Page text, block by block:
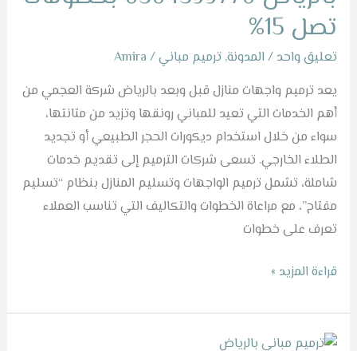
تصل 15%
تعليق واحد / المدونة, ترميم مباني/
Amira
يعد ترميم واجهات منازل قبل وبعد بالرياض شركة العجمي من
أهم الخدمات التي تعيد للمباني رونقها وتزيد من متانتها،
سواء من خلال استخدام ديكورات الحجر الطبيعي أو تجديد
الطلاء الخارجي. تسعى شركات الترميم إلى تقديم خدمات
شاملة، تشمل ترميم الواجهات وتسليم المنازل بنظام “تسليم
مفتاح”، مع مراعاة الخطوات والتكاليف التي تناسب العملاء
تعرف على خطوات
وبعد
بالرياض
0504599770
بخصومات
تصل
قراءة المزيد »
تكلفة